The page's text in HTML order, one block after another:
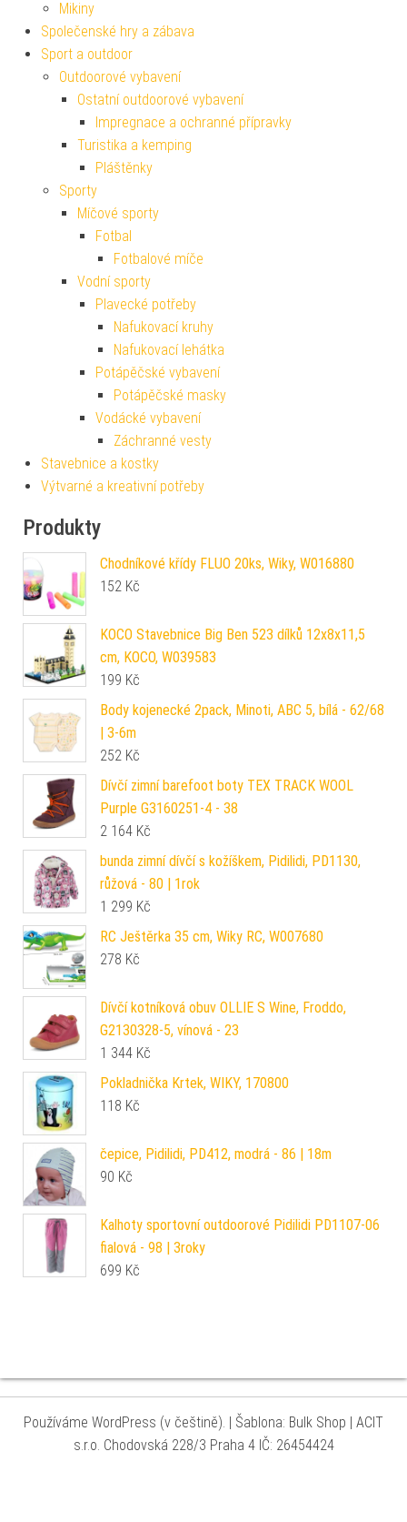
Mikiny
Společenské hry a zábava
Sport a outdoor
Outdoorové vybavení
Ostatní outdoorové vybavení
Impregnace a ochranné přípravky
Turistika a kemping
Pláštěnky
Sporty
Míčové sporty
Fotbal
Fotbalové míče
Vodní sporty
Plavecké potřeby
Nafukovací kruhy
Nafukovací lehátka
Potápěčské vybavení
Potápěčské masky
Vodácké vybavení
Záchranné vesty
Stavebnice a kostky
Výtvarné a kreativní potřeby
Produkty
Chodníkové křídy FLUO 20ks, Wiky, W016880
152 Kč
KOCO Stavebnice Big Ben 523 dílků 12x8x11,5
cm, KOCO, W039583
199 Kč
Body kojenecké 2pack, Minoti, ABC 5, bílá - 62/68
| 3-6m
252 Kč
Dívčí zimní barefoot boty TEX TRACK WOOL
Purple G3160251-4 - 38
2 164 Kč
bunda zimní dívčí s kožíškem, Pidilidi, PD1130,
růžová - 80 | 1rok
1 299 Kč
RC Ještěrka 35 cm, Wiky RC, W007680
278 Kč
Dívčí kotníková obuv OLLIE S Wine, Froddo,
G2130328-5, vínová - 23
1 344 Kč
Pokladnička Krtek, WIKY, 170800
118 Kč
čepice, Pidilidi, PD412, modrá - 86 | 18m
90 Kč
Kalhoty sportovní outdoorové Pidilidi PD1107-06
fialová - 98 | 3roky
699 Kč
Používáme WordPress (v češtině). Šablona: Bulk Shop
| ACIT
s.r.o. Chodovská 228/3 Praha 4 IČ: 26454424